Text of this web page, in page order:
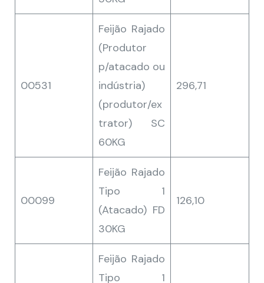
00531
Feijão Rajado
(Produtor
p/atacado ou
indústria)
(produtor/ex
trator) SC
60KG
296,71
00099
Feijão Rajado
Tipo 1
(Atacado) FD
30KG
126,10
Feijão Rajado
Tipo 1